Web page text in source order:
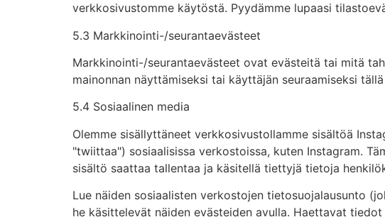
verkkosivustomme käytöstä. Pyydämme lupaasi
5.3 Markkinointi-/seurantaevästeet
Markkinointi-/seurantaevästeet ovat evästeitä tai mitä
mainonnan näyttämiseksi tai käyttäjän seuraamiseksi
5.4 Sosiaalinen media
Olemme sisällyttäneet verkkosivustollamme sisältöä
"twiittaa") sosiaalisissa verkostoissa, kuten Instagram.
sisältö saattaa tallentaa ja käsitellä tiettyjä tietoja
Lue näiden sosiaalisten verkostojen tietosuojalausunto
he käsittelevät näiden evästeiden avulla. Haettavat